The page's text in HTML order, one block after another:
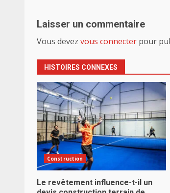
Laisser un commentaire
Vous devez vous connecter pour
HISTOIRES CONNEXES
Construction
Le revêtement influence-t-il un